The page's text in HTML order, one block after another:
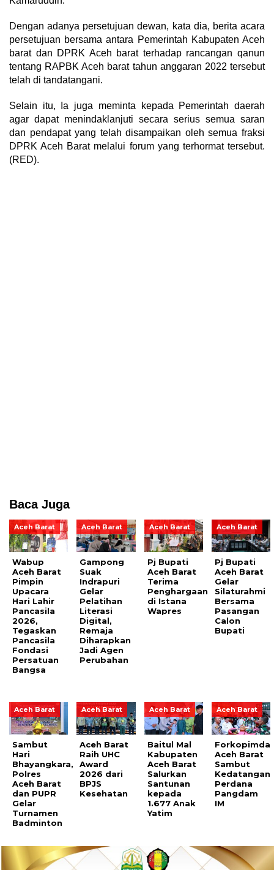
Dengan adanya persetujuan dewan, kata dia, berita acara
persetujuan bersama antara Pemerintah Kabupaten Aceh
barat dan DPRK Aceh barat terhadap rancangan qanun
tentang RAPBK Aceh barat tahun anggaran 2022 tersebut
telah di tandatangani.
Selain itu, Ia juga meminta kepada Pemerintah daerah
agar dapat menindaklanjuti secara serius semua saran
dan pendapat yang telah disampaikan oleh semua fraksi
DPRK Aceh Barat melalui forum yang terhormat tersebut.
(RED).
Baca Juga
Aceh Barat
Wabup
Aceh Barat
Pimpin
Upacara
Hari Lahir
Pancasila
2026,
Tegaskan
Pancasila
Fondasi
Persatuan
Bangsa
Aceh Barat
Gampong
Suak
Indrapuri
Gelar
Pelatihan
Literasi
Digital,
Remaja
Diharapkan
Jadi Agen
Perubahan
Aceh Barat
Pj Bupati
Aceh Barat
Terima
Penghargaan
di Istana
Wapres
Aceh Barat
Pj Bupati
Aceh Barat
Gelar
Silaturahmi
Bersama
Pasangan
Calon
Bupati
Aceh Barat
Sambut
Hari
Bhayangkara,
Polres
Aceh Barat
dan PUPR
Gelar
Turnamen
Badminton
Aceh Barat
Aceh Barat
Raih UHC
Award
2026 dari
BPJS
Kesehatan
Aceh Barat
Baitul Mal
Kabupaten
Aceh Barat
Salurkan
Santunan
kepada
1.677 Anak
Yatim
Aceh Barat
Forkopimda
Aceh Barat
Sambut
Kedatangan
Perdana
Pangdam
IM